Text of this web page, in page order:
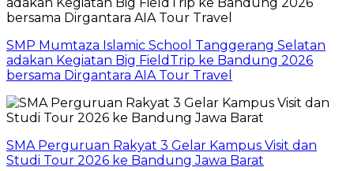
SMP Mumtaza Islamic School Tanggerang Selatan
adakan Kegiatan Big FieldTrip ke Bandung 2026
bersama Dirgantara AIA Tour Travel
SMA Perguruan Rakyat 3 Gelar Kampus Visit dan
Studi Tour 2026 ke Bandung Jawa Barat